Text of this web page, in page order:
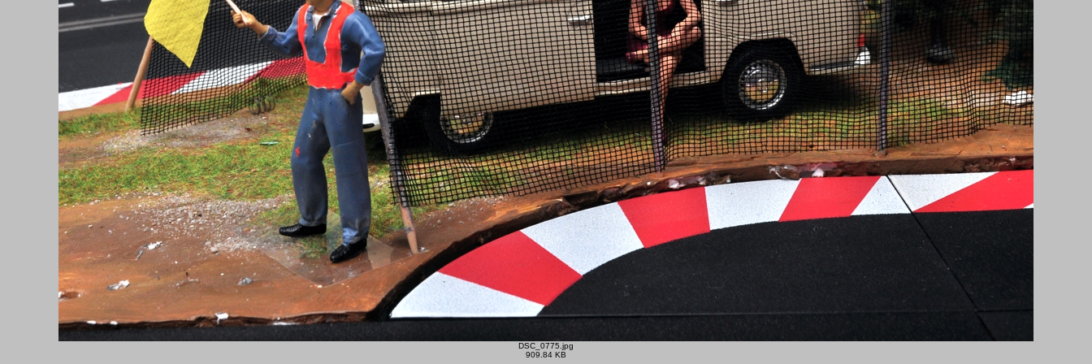
DSC_0775.jpg
909.84 KB